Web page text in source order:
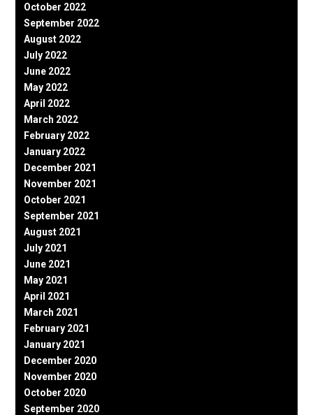
October 2022
September 2022
August 2022
July 2022
June 2022
May 2022
April 2022
March 2022
February 2022
January 2022
December 2021
November 2021
October 2021
September 2021
August 2021
July 2021
June 2021
May 2021
April 2021
March 2021
February 2021
January 2021
December 2020
November 2020
October 2020
September 2020